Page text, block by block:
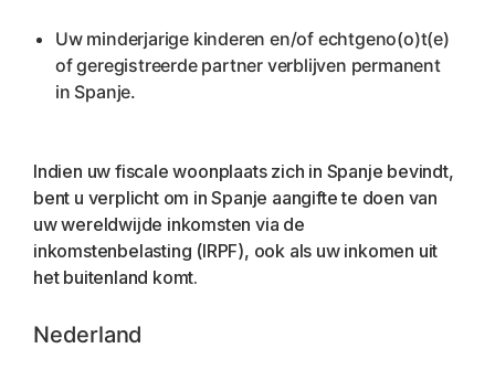
Uw minderjarige kinderen en/of echtgeno(o)t(e)
of geregistreerde partner verblijven permanent
in Spanje.
Indien uw fiscale woonplaats zich in Spanje bevindt,
bent u verplicht om in Spanje aangifte te doen van
uw wereldwijde inkomsten via de
inkomstenbelasting (IRPF), ook als uw inkomen uit
het buitenland komt.
Nederland